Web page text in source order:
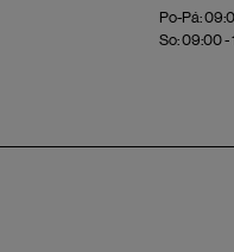
Po-Pá:
So: 09:00 -